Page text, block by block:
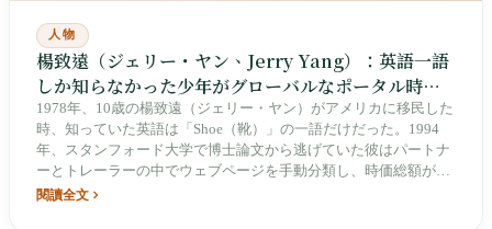
人物
楊致遠（ジェリー・ヤン、Jerry Yang）：英語一語
しか知らなかった少年がグローバルなポータル時代
を開いた「Yahoo!の父」
1978年、10歳の楊致遠（ジェリー・ヤン）がアメリカに移民した
時、知っていた英語は「Shoe（靴）」の一語だけだった。1994
年、スタンフォード大学で博士論文から逃げていた彼はパートナ
ーとトレーラーの中でウェブページを手動分類し、時価総額が一
時1000億ドルを超えたYahoo!を偶然に生み出した。さらに2005年
閱讀全文